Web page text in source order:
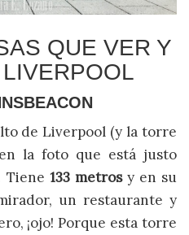
QUE VER Y
de Liverpool (y la torre
la foto que está justo
Tiene 133 metrosy en su
un restaurante y
¡ojo! Porque esta torre